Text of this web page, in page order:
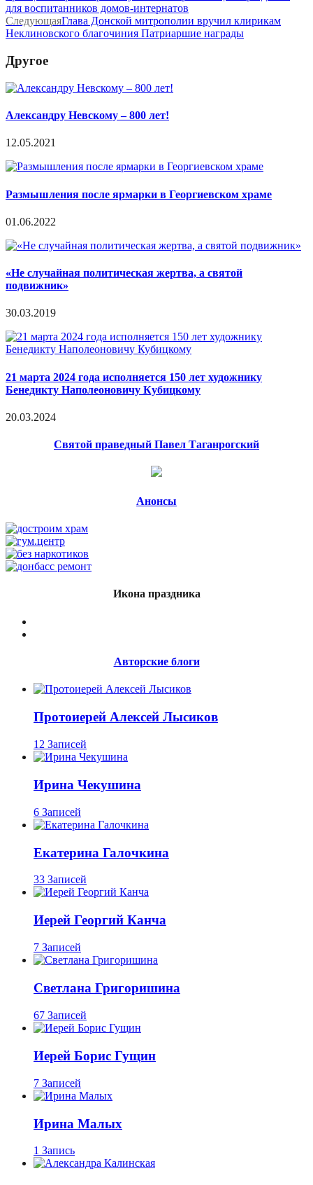
для воспитанников домов-интернатов
СледующаяГлава Донской митрополии вручил клирикам
Неклиновского благочиния Патриаршие награды
Другое
Александру Невскому – 800 лет!
12.05.2021
Размышления после ярмарки в Георгиевском храме
01.06.2022
«Не случайная политическая жертва, а святой
подвижник»
30.03.2019
21 марта 2024 года исполняется 150 лет художнику
Бенедикту Наполеоновичу Кубицкому
20.03.2024
Святой праведный Павел Таганрогский
Анонсы
Икона праздника
Авторские блоги
Протоиерей Алексей Лысиков
12 Записей
Ирина Чекушина
6 Записей
Екатерина Галочкина
33 Записей
Иерей Георгий Канча
7 Записей
Светлана Григоришина
67 Записей
Иерей Борис Гущин
7 Записей
Ирина Малых
1 Запись